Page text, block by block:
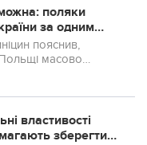
поляки
за одним
пояснив,
масово
властивості
зберегти